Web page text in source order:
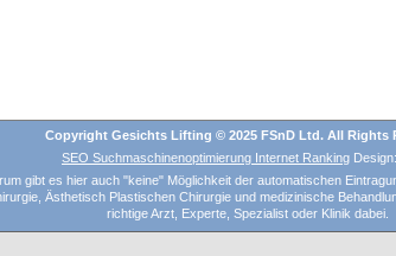
Copyright Gesichts Lifting © 2025 FSnD Ltd. All Rights
SEO Suchmaschinenoptimierung Internet Ranking
gibt es hier auch "keine" Möglichkeit der automatischen
Ästhetisch Plastischen Chirurgie und medizinische
richtige Arzt, Experte, Spezialist oder Klinik dabei.